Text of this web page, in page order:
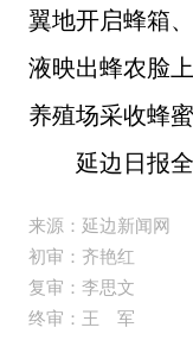
翼地开启蜂箱
液映出蜂农脸
养殖场采收蜂蜜
延边日报
来源：延边新闻网
初审：齐艳红
复审：李思文
终审：王 军